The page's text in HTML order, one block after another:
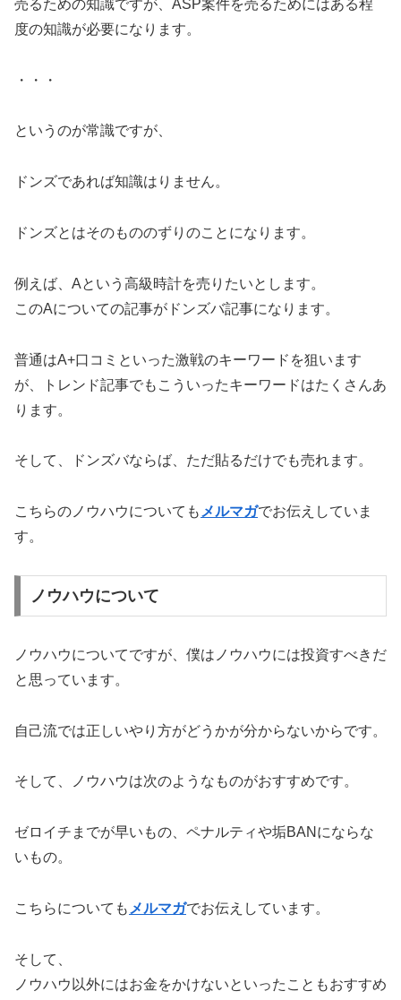
売るための知識ですが、ASP案件を売るためにはある程
度の知識が必要になります。
・・・
というのが常識ですが、
ドンズであれば知識はりません。
ドンズとはそのもののずりのことになります。
例えば、Aという高級時計を売りたいとします。
このAについての記事がドンズバ記事になります。
普通はA+口コミといった激戦のキーワードを狙います
が、トレンド記事でもこういったキーワードはたくさんあ
ります。
そして、ドンズバならば、ただ貼るだけでも売れます。
こちらのノウハウについても メルマガでお伝えしていま
す。
ノウハウについて
ノウハウについてですが、僕はノウハウには投資すべきだ
と思っています。
自己流では正しいやり方がどうかが分からないからです。
そして、ノウハウは次のようなものがおすすめです。
ゼロイチまでが早いもの、ペナルティや垢BANにならな
いもの。
こちらについても メルマガでお伝えしています。
そして、
ノウハウ以外にはお金をかけないといったこともおすすめ